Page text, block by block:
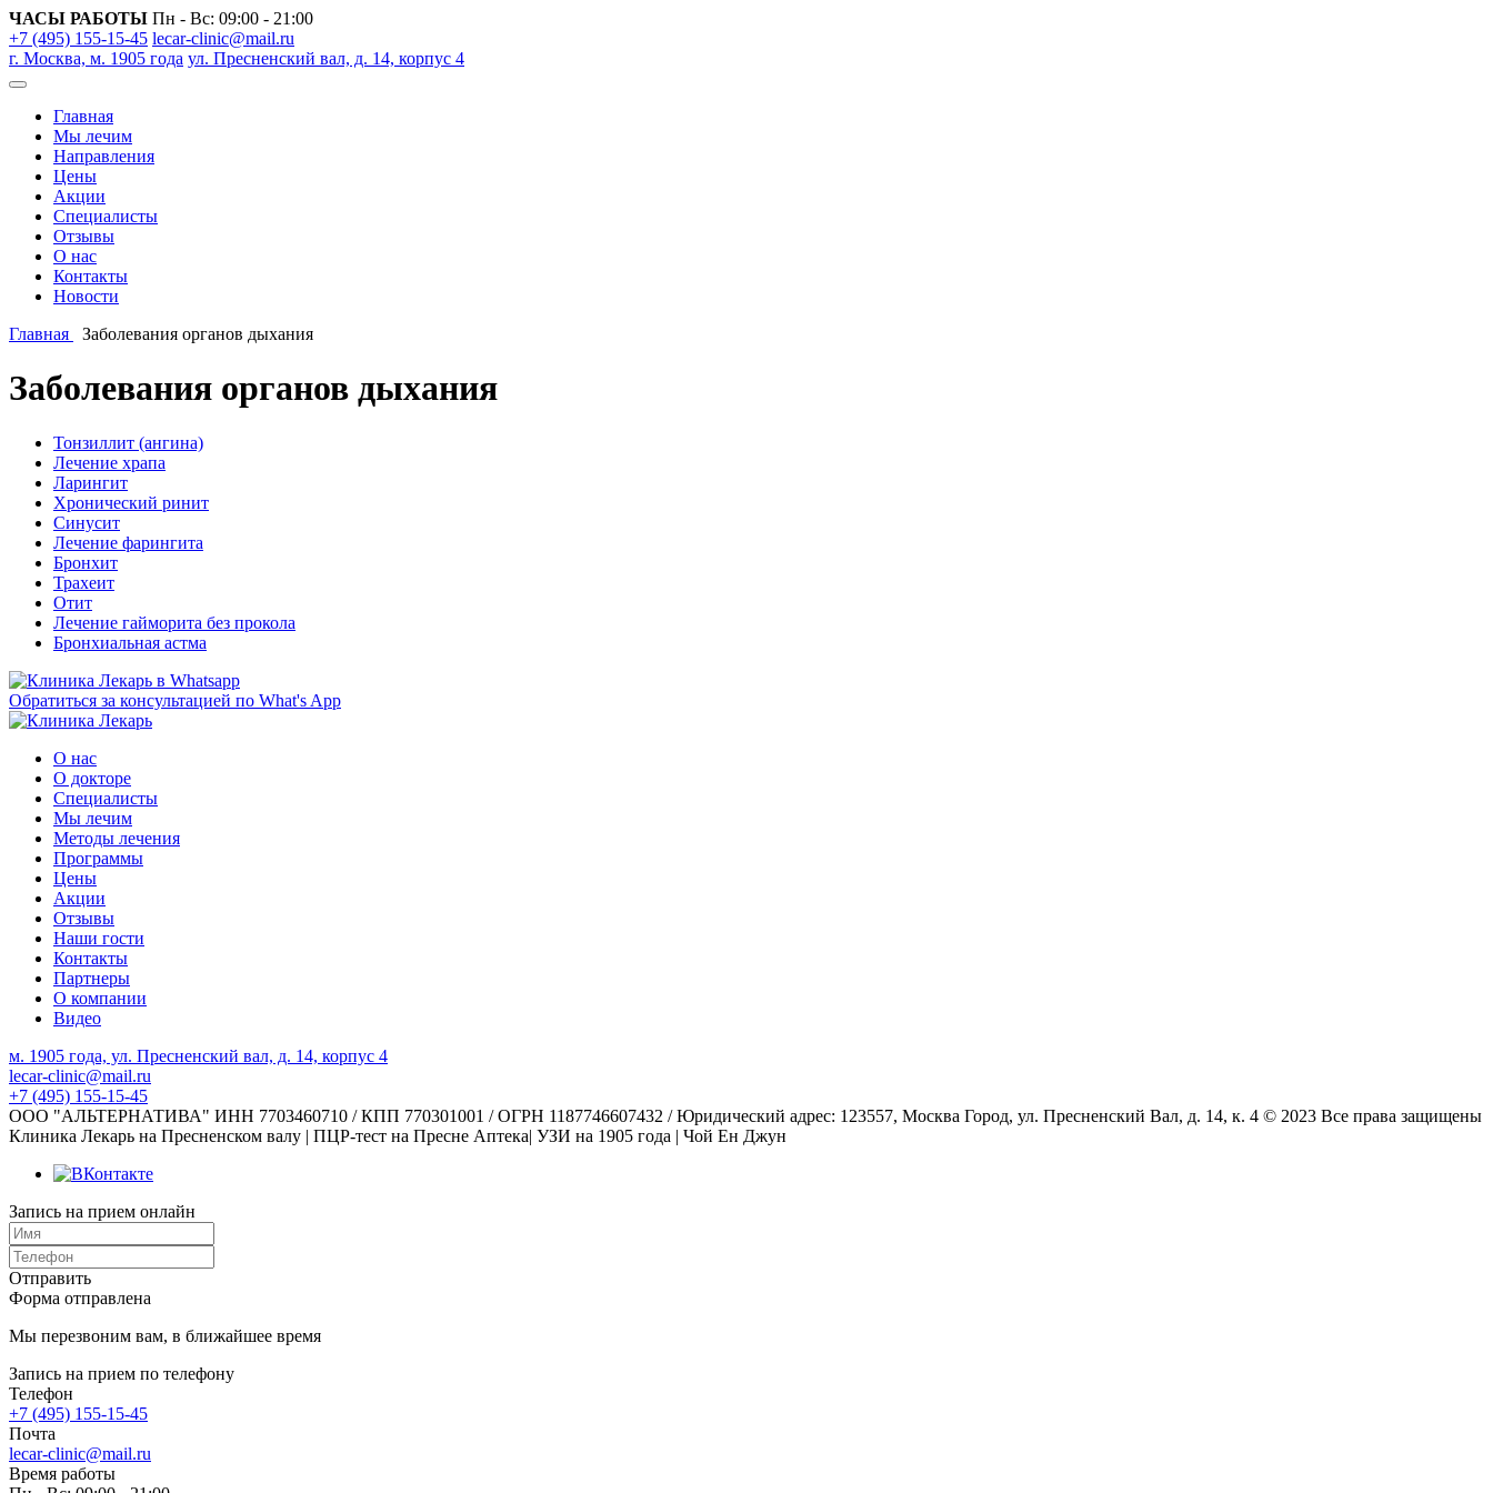
ЧАСЫ РАБОТЫ Пн - Вс: 09:00 - 21:00
+7 (495) 155-15-45 lecar-clinic@mail.ru
г. Москва, м. 1905 года ул. Пресненский вал, д. 14, корпус 4
Главная
Мы лечим
Направления
Цены
Акции
Специалисты
Отзывы
О нас
Контакты
Новости
Главная
Заболевания органов дыхания
Заболевания органов дыхания
Тонзиллит (ангина)
Лечение храпа
Ларингит
Хронический ринит
Синусит
Лечение фарингита
Бронхит
Трахеит
Отит
Лечение гайморита без прокола
Бронхиальная астма
Обратиться за консультацией по What's App
О нас
О докторе
Специалисты
Мы лечим
Методы лечения
Программы
Цены
Акции
Отзывы
Наши гости
Контакты
Партнеры
О компании
Видео
м. 1905 года, ул. Пресненский вал, д. 14, корпус 4
lecar-clinic@mail.ru
+7 (495) 155-15-45
ООО "АЛЬТЕРНАТИВА" ИНН 7703460710 / КПП 770301001 / ОГРН 1187746607432 / Юридический адрес: 123557, Москва Город, ул. Пресненский Вал, д. 14, к. 4 © 2023 Все права защищены
Клиника Лекарь на Пресненском валу | ПЦР-тест на Пресне Аптека| УЗИ на 1905 года | Чой Ен Джун
Запись на прием онлайн
Отправить
Форма отправлена
Мы перезвоним вам, в ближайшее время
Запись на прием по телефону
Телефон
+7 (495) 155-15-45
Почта
lecar-clinic@mail.ru
Время работы